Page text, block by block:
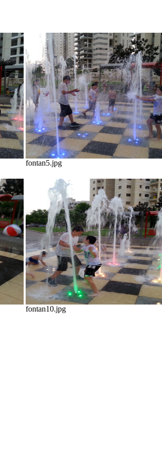
fontan5.jpg
fontan10.jpg